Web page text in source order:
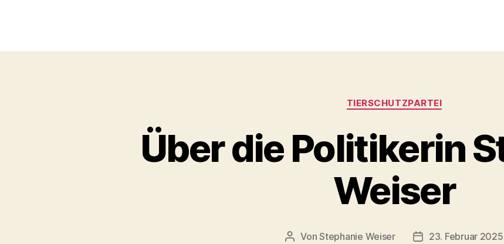
Kategorien
TIERSCHUTZPARTEI
Über die Politikerin
Weiser
Beitragsautor
VonStephanie Weiser Beitragsdatum
23. Februar 2025